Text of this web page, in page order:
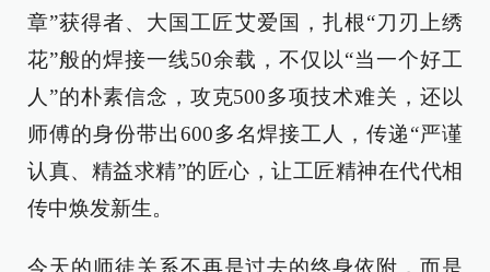
章”获得者、大国工匠艾爱国，扎根“刀刃上绣
花”般的焊接一线50余载，不仅以“当一个好工
人”的朴素信念，攻克500多项技术难关，还以
师傅的身份带出600多名焊接工人，传递“严谨
认真、精益求精”的匠心，让工匠精神在代代相
传中焕发新生。
今天的师徒关系不再是过去的终身依附，而是